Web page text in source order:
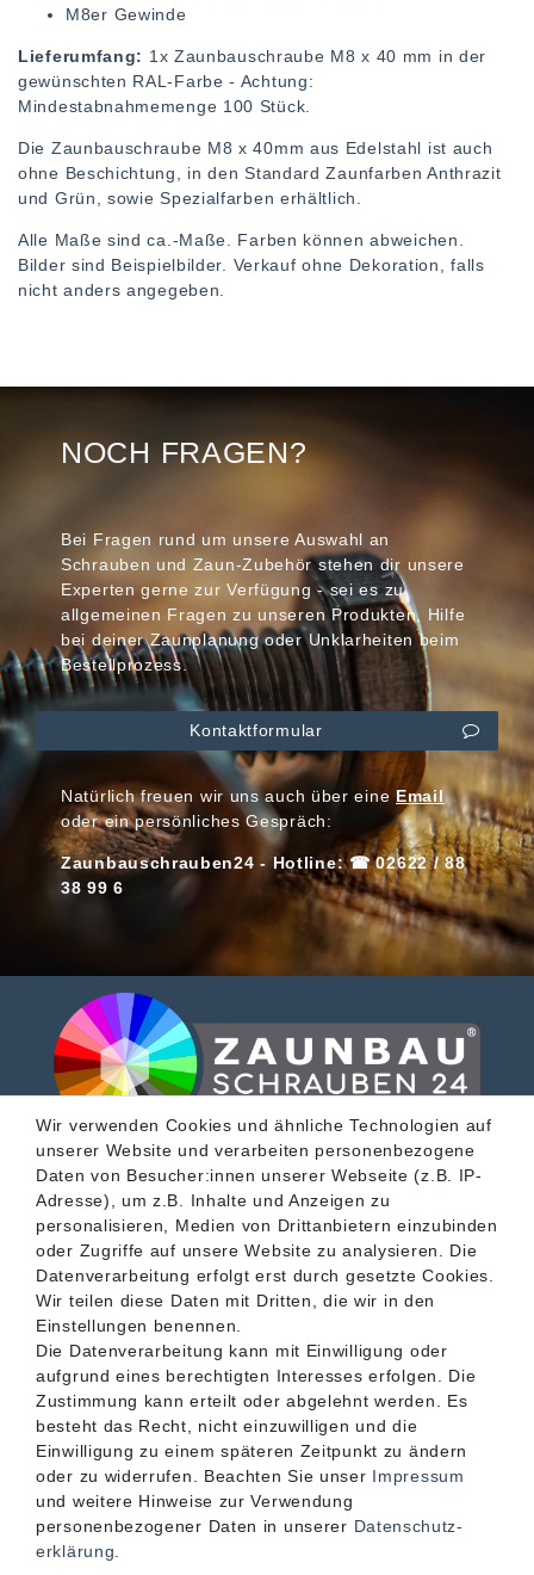
M8er Gewinde
Lieferumfang: 1x Zaunbauschraube M8 x 40 mm in der
gewünschten RAL-Farbe - Achtung:
Mindestabnahmemenge 100 Stück.
Die Zaunbauschraube M8 x 40mm aus Edelstahl ist auch
ohne Beschichtung, in den Standard Zaunfarben Anthrazit
und Grün, sowie Spezialfarben erhältlich.
Alle Maße sind ca.-Maße. Farben können abweichen.
Bilder sind Beispielbilder. Verkauf ohne Dekoration, falls
nicht anders angegeben.
NOCH FRAGEN?
Bei Fragen rund um unsere Auswahl an
Schrauben und Zaun-Zubehör stehen dir unsere
Experten gerne zur Verfügung - sei es zu
allgemeinen Fragen zu unseren Produkten, Hilfe
bei deiner Zaunplanung oder Unklarheiten beim
Bestellprozess.
Kontaktformular
Natürlich freuen wir uns auch über eineEmail
oder ein persönliches Gespräch:
Zaunbauschrauben24 - Hotline: ☎ 02622 / 88
38 99 6
SERVICE
INFORMATIONEN
KONTAKT
Wir verwenden Cookies und ähnliche Technologien auf
unserer Website und verarbeiten personenbezogene
Daten von Besucher:innen unserer Webseite (z.B. IP-
Adresse), um z.B. Inhalte und Anzeigen zu
personalisieren, Medien von Drittanbietern einzubinden
oder Zugriffe auf unsere Website zu analysieren. Die
Datenverarbeitung erfolgt erst durch gesetzte Cookies.
Wir teilen diese Daten mit Dritten, die wir in den
Einstellungen benennen.
Die Datenverarbeitung kann mit Einwilligung oder
aufgrund eines berechtigten Interesses erfolgen. Die
Zustimmung kann erteilt oder abgelehnt werden. Es
besteht das Recht, nicht einzuwilligen und die
Einwilligung zu einem späteren Zeitpunkt zu ändern
oder zu widerrufen. Beachten Sie unser Impressum
und weitere Hinweise zur Verwendung
personenbezogener Daten in unserer Daten­schutz­
erklärung